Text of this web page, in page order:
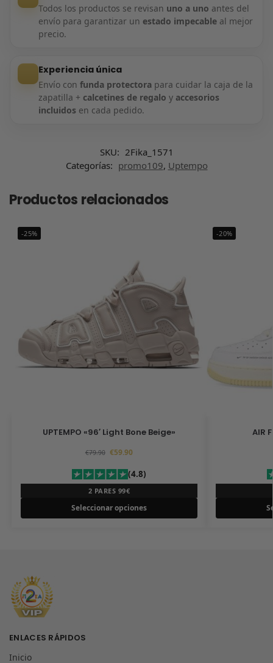
Todos los productos se revisan uno a uno antes del
envío para garantizar un estado impecableal mejor
precio.
Experiencia única
Envío con funda protectorapara cuidar la caja de la
zapatilla + calcetines de regalo y accesorios
incluidos en cada pedido.
SKU: 2Fika_1571
Categorías: promo109, Uptempo
Productos relacionados
-25%
UPTEMPO «96′ Light Bone Beige»
€79.90 €59.90
(4.8)
2 PARES 99€
Seleccionar opciones
-20%
AIR
ENLACES RÁPIDOS
Inicio